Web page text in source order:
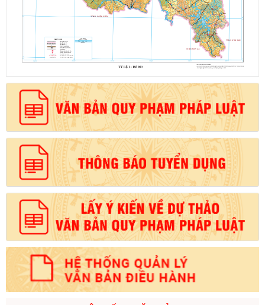
1721/QĐ-UBND
Tên:(Quyết định Phê duyệt phương án đấu giá quyền sử dụng
đất đối với 04 thửa đất thương mại, dịch vụ năm 2026 trên địa
bàn tỉnh Lai Châu)
Ngày ban hành: (07/08/2026) - Ngày hiệu lực: (07/08/2026)
Số:6731/UBND-KTN
Tên:(Công văn V/v triển khai thực hiện Nghị định số
303/2026/NĐ-CP ngày 01/8/2026 của Chính phủ sửa đổi, bổ
sung một số điều của Nghị định số 32/2024/NĐ-CP ngày
15/3/2024 của Chính phủ về quản lý, phát triển cụm công nghiệp)
Ngày ban hành: (06/08/2026)
Số:
1701/QĐ-UBND
Tên:(Quyết định Về việc công bố thủ tục hành chính được sửa